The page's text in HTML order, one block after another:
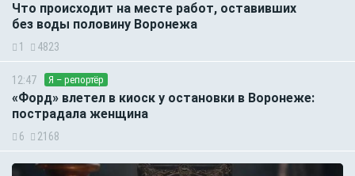
Что происходит на месте работ, оставивших
без воды половину Воронежа
1 4823
12:47 Я – репортёр
«Форд» влетел в киоск у остановки в Воронеже:
пострадала женщина
6 2168